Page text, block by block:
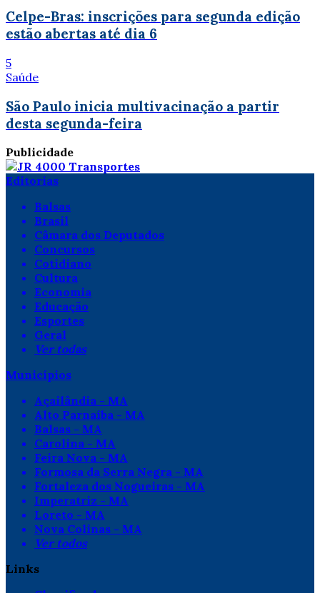
Celpe-Bras: inscrições para segunda edição
estão abertas até dia 6
5
Saúde
São Paulo inicia multivacinação a partir
desta segunda-feira
Publicidade
Editorias
Balsas
Brasil
Câmara dos Deputados
Concursos
Cotidiano
Cultura
Economia
Educação
Esportes
Geral
Ver todas
Municípios
Açailândia - MA
Alto Parnaíba - MA
Balsas - MA
Carolina - MA
Feira Nova - MA
Formosa da Serra Negra - MA
Fortaleza dos Nogueiras - MA
Imperatriz - MA
Loreto - MA
Nova Colinas - MA
Ver todos
Links